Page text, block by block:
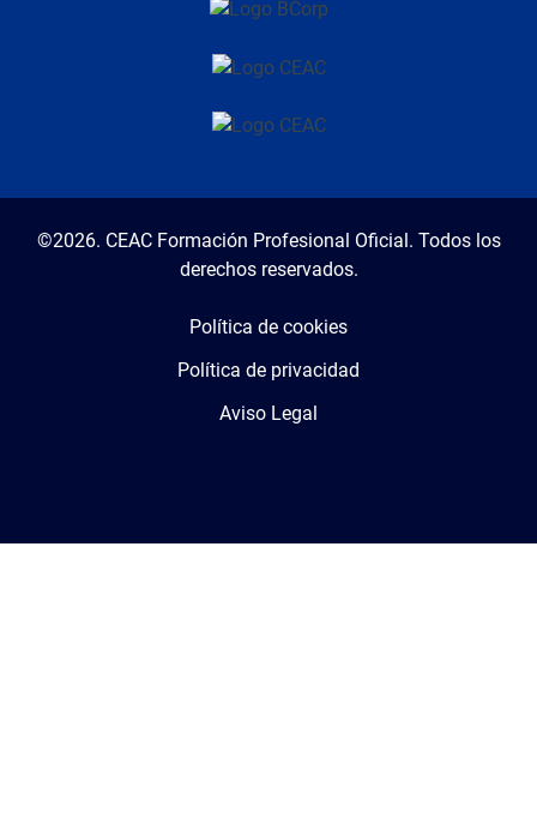
©2026. CEAC Formación Profesional Oficial. Todos los
derechos reservados.
Política de cookies
Política de privacidad
Aviso Legal